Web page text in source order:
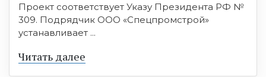
Проект соответствует Указу Президента РФ №
309. Подрядчик ООО «Спецпромстрой»
устанавливает ...
Читать далее